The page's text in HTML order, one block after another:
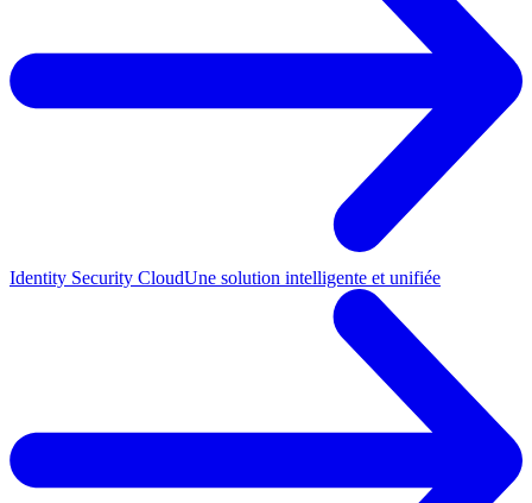
Identity Security CloudUne solution intelligente et unifiée